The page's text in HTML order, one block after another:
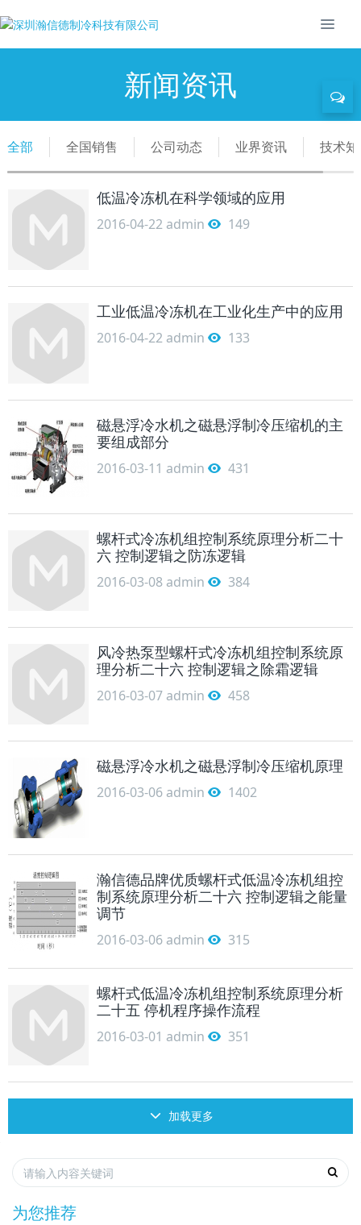
新闻资讯
全部 全国销售 公司动态 业界资讯 技术
低温冷冻机在科学领域的应用
2016-04-22 admin 149
工业低温冷冻机在工业化生产中的应用
2016-04-22 admin 133
磁悬浮冷水机之磁悬浮制冷压缩机的主
要组成部分
2016-03-11 admin 431
螺杆式冷冻机组控制系统原理分析二十
六 控制逻辑之防冻逻辑
2016-03-08 admin 384
风冷热泵型螺杆式冷冻机组控制系统原
理分析二十六 控制逻辑之除霜逻辑
2016-03-07 admin 458
磁悬浮冷水机之磁悬浮制冷压缩机原理
2016-03-06 admin 1402
瀚信德品牌优质螺杆式低温冷冻机组控
制系统原理分析二十六 控制逻辑之能量
调节
2016-03-06 admin 315
螺杆式低温冷冻机组控制系统原理分析
二十五 停机程序操作流程
2016-03-01 admin 351
加载更多
为您推荐